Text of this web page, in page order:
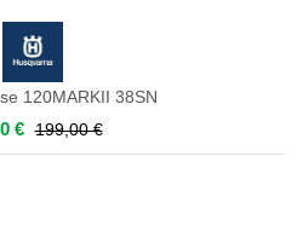
120MARKII 38SN
€ 199,00 €